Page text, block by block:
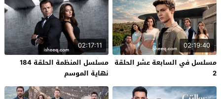
02:19:40
مسلسل في السابعة عشر الحلقة
2
02:17:11
مسلسل المنظمة الحلقة 184
نهاية الموسم